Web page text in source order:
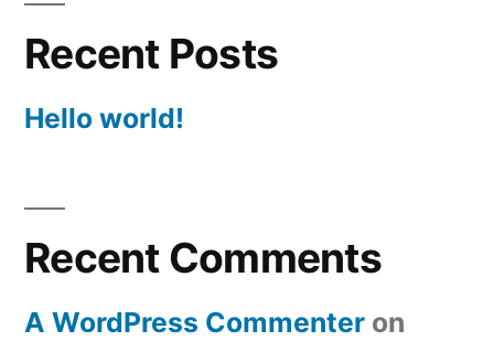
Recent Posts
Hello world!
Recent Comments
A WordPress Commenter on